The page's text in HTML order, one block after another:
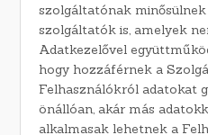
szolgáltatónak
szolgáltatók is, amelyek
Adatkezelővel
hogy hozzáférnek a
Felhasználókról adatokat
önállóan, akár más
alkalmasak lehetnek a